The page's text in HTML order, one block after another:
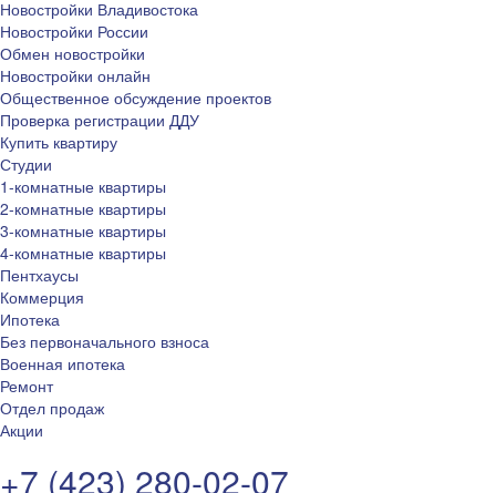
Новостройки Владивостока
Новостройки России
Обмен новостройки
Новостройки онлайн
Общественное обсуждение проектов
Проверка регистрации ДДУ
Купить квартиру
Студии
1-комнатные квартиры
2-комнатные квартиры
3-комнатные квартиры
4-комнатные квартиры
Пентхаусы
Коммерция
Ипотека
Без первоначального взноса
Военная ипотека
Ремонт
Отдел продаж
Акции
+7 (423) 280-02-07